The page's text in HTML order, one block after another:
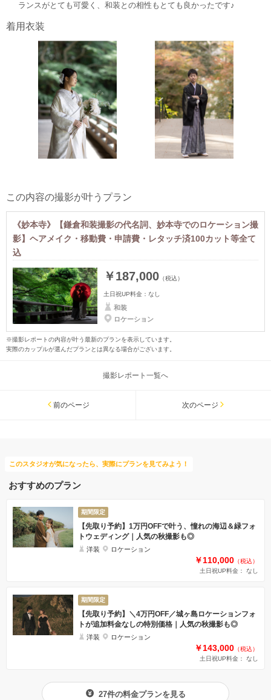
ランスがとても可愛く、和装との相性もとても良かったです♪
着用衣装
この内容の撮影が叶うプラン
《妙本寺》【鎌倉和装撮影の代名詞、妙本寺でのロケーション撮
影】ヘアメイク・移動費・申請費・レタッチ済100カット等全て
込
￥187,000 （税込）
土日祝UP料金： なし
和装
ロケーション
※撮影レポートの内容が叶う最新のプランを表示しています。
実際のカップルが選んだプランとは異なる場合がございます。
撮影レポート一覧へ
前のページ 次のページ
このスタジオが気になったら、実際にプランを見てみよう！
おすすめのプラン
期間限定
【先取り予約】1万円OFFで叶う、憧れの海辺＆緑フォ
トウェディング｜人気の秋撮影も◎
洋装 ロケーション
￥110,000 （税込）
土日祝UP料金： なし
期間限定
【先取り予約】＼4万円OFF／城ヶ島ロケーションフォ
トが追加料金なしの特別価格｜人気の秋撮影も◎
洋装 ロケーション
￥143,000 （税込）
土日祝UP料金： なし
27件の料金プランを見る